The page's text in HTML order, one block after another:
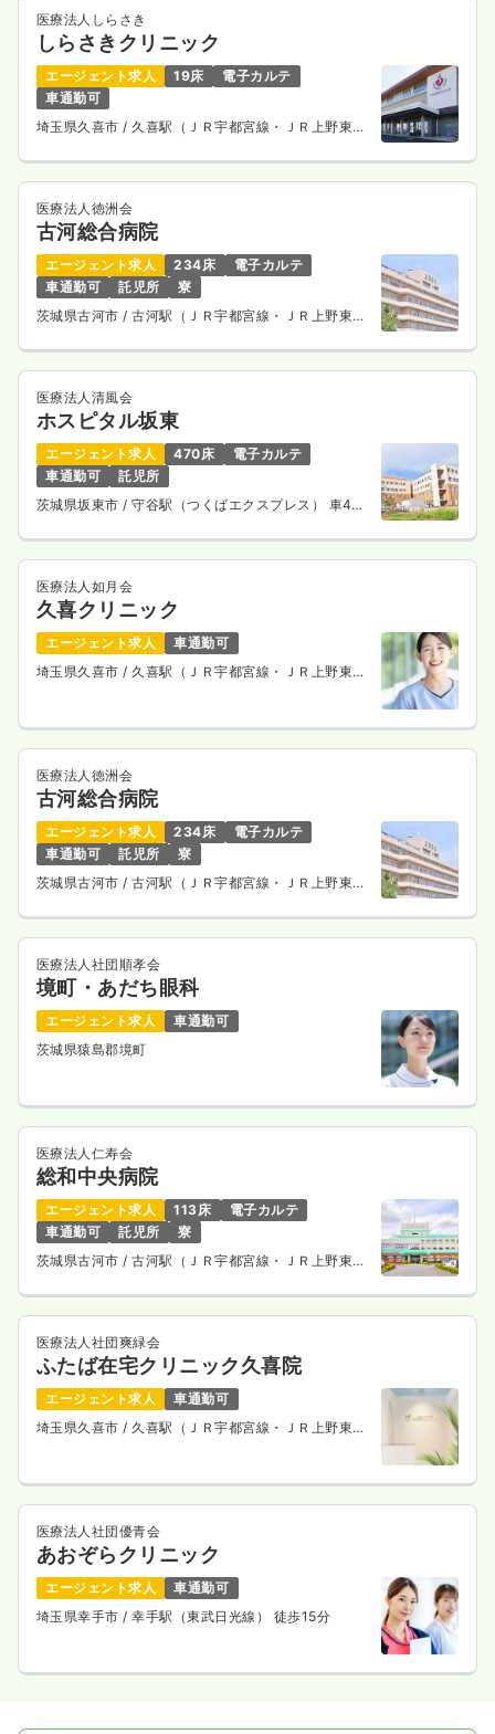
医療法人しらさき
しらさきクリニック
エージェント求人 19床
電子カルテ
車通勤可
埼玉県久喜市/ 久喜駅（ＪＲ宇都宮線・ＪＲ上野東京
医療法人徳洲会
古河総合病院
エージェント求人 234床
電子カルテ
車通勤可
託児所
寮
茨城県古河市/ 古河駅（ＪＲ宇都宮線・ＪＲ上野東京
医療法人清風会
ホスピタル坂東
エージェント求人 470床
電子カルテ
車通勤可
託児所
茨城県坂東市/ 守谷駅（つくばエクスプレス） 車40
医療法人如月会
久喜クリニック
エージェント求人
車通勤可
埼玉県久喜市 / 久喜駅（ＪＲ宇都宮線・ＪＲ上野東京
医療法人徳洲会
古河総合病院
エージェント求人 234床
電子カルテ
車通勤可
託児所
寮
茨城県古河市/ 古河駅（ＪＲ宇都宮線・ＪＲ上野東京
医療法人社団順孝会
境町・あだち眼科
エージェント求人
車通勤可
茨城県猿島郡境町
医療法人仁寿会
総和中央病院
エージェント求人 113床
電子カルテ
車通勤可
託児所
寮
茨城県古河市/ 古河駅（ＪＲ宇都宮線・ＪＲ上野東京
医療法人社団爽緑会
ふたば在宅クリニック久喜院
エージェント求人
車通勤可
埼玉県久喜市 / 久喜駅（ＪＲ宇都宮線・ＪＲ上野東京
医療法人社団優青会
あおぞらクリニック
エージェント求人
車通勤可
埼玉県幸手市 / 幸手駅（東武日光線） 徒歩15分